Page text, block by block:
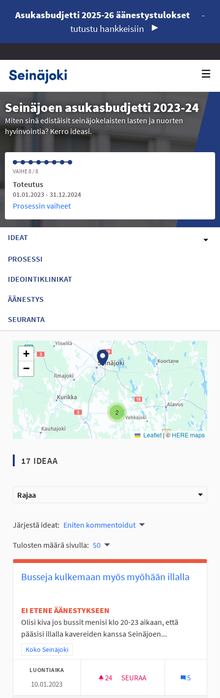
Asukasbudjetti 2025-26 äänestystulokset
-
tutustu hankkeisiin
Seinäjoen asukasbudjetti 2023-24
Miten sinä edistäisit seinäjokelaisten lasten ja nuorten
hyvinvointia? Kerro ideasi.
VAIHE 8 / 8
Toteutus
01.01.2023 - 31.12.2024
Prosessin vaiheet
IDEAT
PROSESSI
IDEOINTIKLINIKAT
ÄÄNESTYS
SEURANTA
Seuraavassa elementissä on kartta, joka esittää tämän
2
+
−
Leaflet|© HERE maps
17 IDEAA
Rajaa
Järjestä ideat: Eniten kommentoidut
Tulosten määrä sivulla: 50
Busseja kulkemaan myös myöhään illalla
EI ETENE ÄÄNESTYKSEEN
Olisi kiva jos bussit menisi klo 20-23 aikaan, että
pääsisi illalla kavereiden kanssa Seinäjoen...
Rajaa tulokset teeman mukaan: Koko Seinäjoki
Koko Seinäjoki
LUONTIAIKA
10.01.2023
24 24 SEURAAJAA
SEURAA 5